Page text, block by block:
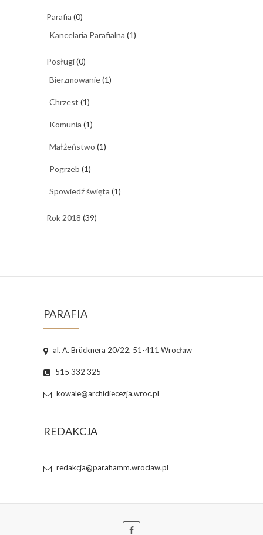
Parafia (0)
Kancelaria Parafialna (1)
Posługi(0)
Bierzmowanie(1)
Chrzest (1)
Komunia (1)
Małżeństwo (1)
Pogrzeb (1)
Spowiedź święta (1)
Rok 2018 (39)
PARAFIA
al. A. Brücknera 20/22, 51-411 Wrocław
515 332 325
kowale@archidiecezja.wroc.pl
REDAKCJA
redakcja@parafiamm.wroclaw.pl